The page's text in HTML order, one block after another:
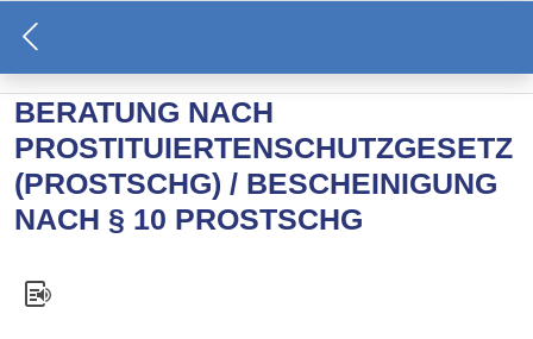
BERATUNG NACH
PROSTITUIERTENSCHUTZGESETZ
(PROSTSCHG) / BESCHEINIGUNG
NACH § 10 PROSTSCHG